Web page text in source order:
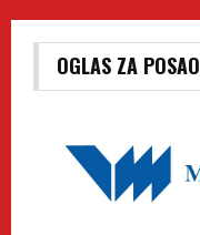
OGLAS ZA POSAO